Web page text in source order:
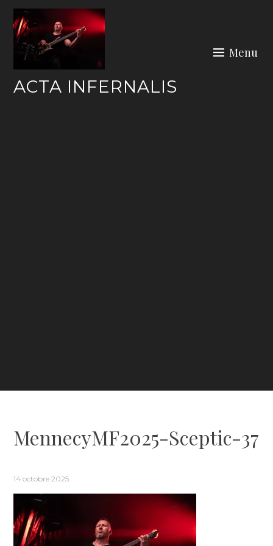
Skip
content
ACTA INFERNALIS
Menu
MennecyMF2025-Sceptic-37
14 octobre 2025